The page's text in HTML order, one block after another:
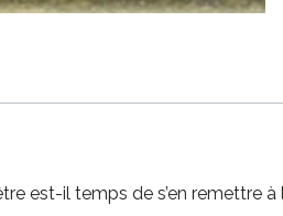
est-il temps de s’en remettre à